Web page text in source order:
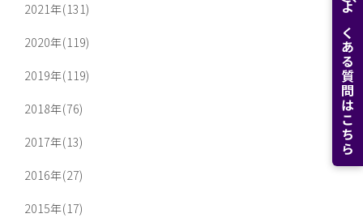
よくある質問はこちら
2021年(131)
2020年(119)
2019年(119)
2018年(76)
2017年(13)
2016年(27)
2015年(17)